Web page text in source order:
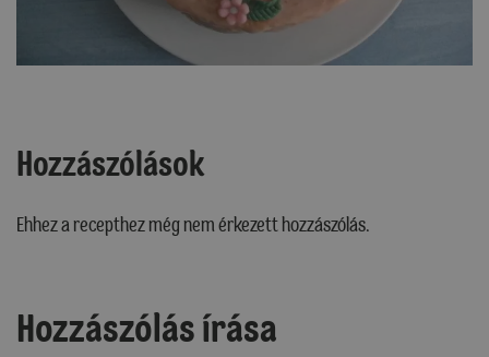
Hozzászólások
Ehhez a recepthez még nem érkezett hozzászólás.
Hozzászólás írása